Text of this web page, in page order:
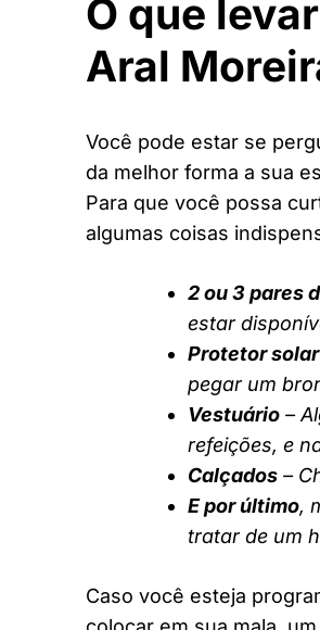
O que
Aral
Você pode estar se
da melhor forma a sua
Para que você possa
algumas coisas
2 ou 3 pares
estar
Protetor solar
pegar um
Vestuário –
refeições, e
Calçados –
E por último,
tratar de um
Caso você esteja